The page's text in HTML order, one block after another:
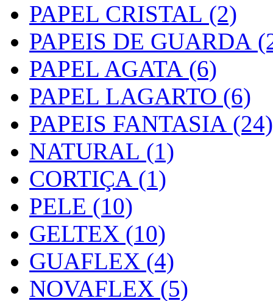
PAPEL CRISTAL (2)
PAPEIS DE GUARDA
PAPEL AGATA (6)
PAPEL LAGARTO (6)
PAPEIS FANTASIA (24)
NATURAL (1)
CORTIÇA (1)
PELE (10)
GELTEX (10)
GUAFLEX (4)
NOVAFLEX (5)